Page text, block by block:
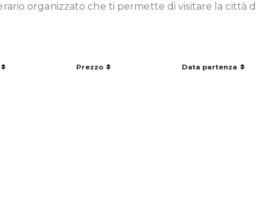
organizzato che ti permette di visitare la città
Prezzo Data partenza